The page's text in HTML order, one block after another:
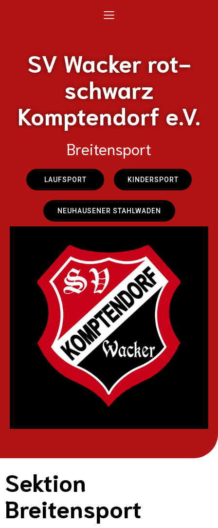
SV Wacker rot-
schwarz
Komptendorf e.V.
Breitensport
LAUFSPORT KINDERSPORT
NEUHAUSENER STAHLWADEN
Sektion
Breitensport